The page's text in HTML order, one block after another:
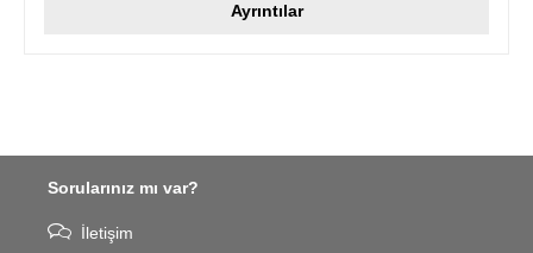
Ayrıntılar
Sorularınız mı var?
İletişim